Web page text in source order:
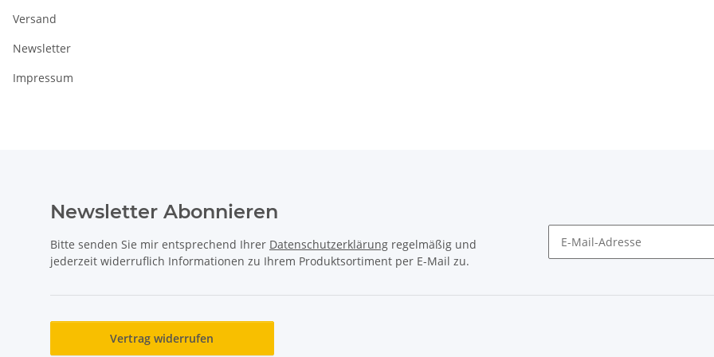
Versand
Newsletter
Impressum
Newsletter Abonnieren
Bitte senden Sie mir entsprechend Ihrer Datenschutzerklärung regelmäßig und
jederzeit widerruflich Informationen zu Ihrem Produktsortiment per E-Mail zu.
Vertrag widerrufen